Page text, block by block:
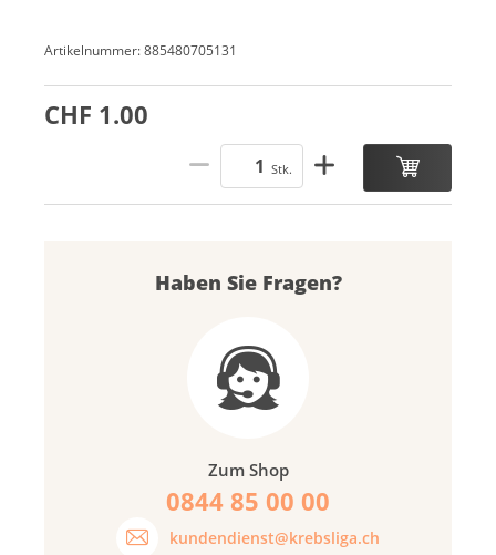
Artikelnummer: 885480705131
CHF 1.00
Stk.
Haben Sie Fragen?
Zum Shop
0844 85 00 00
kundendienst@krebsliga.ch